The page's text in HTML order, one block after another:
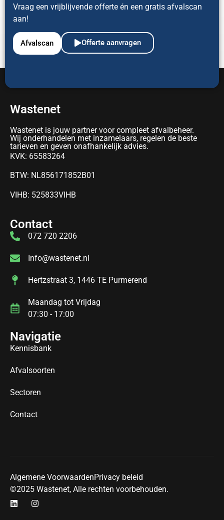
Vraag een vrijblijvende offerte én een gratis afvalscan
aan!
Afvalscan Offerte aanvragen
Wastenet
Wastenet is jouw partner voor compleet afvalbeheer.
Wij onderhandelen met inzamelaars, regelen de beste
tarieven en geven onafhankelijk advies.
KVK: 65583264
BTW: NL856171852B01
VIHB: 525833VIHB
Contact
072 720 2206
Info@wastenet.nl
Hertzstraat 3, 1446 TE Purmerend
Maandag tot Vrijdag
07:30 - 17:00
Navigatie
Kennisbank
Afvalsoorten
Sectoren
Contact
Algemene VoorwaardenPrivacy beleid
©2025 Wastenet, Alle rechten voorbehouden.